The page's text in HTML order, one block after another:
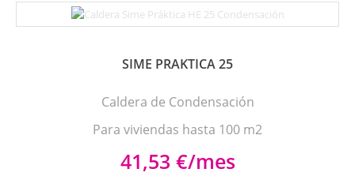
SIME PRAKTICA 25
Caldera de Condensación
Para viviendas hasta 100 m2
41,53 €/mes